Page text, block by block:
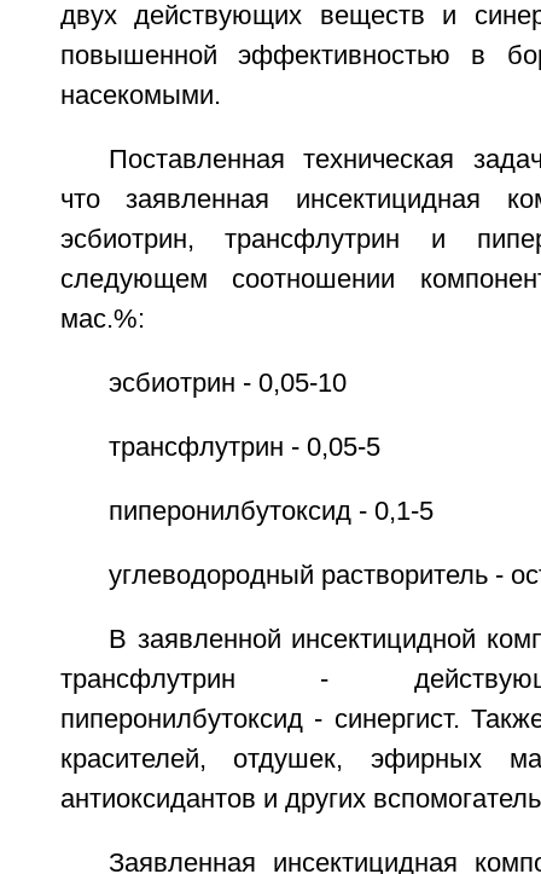
двух действующих веществ и
повышенной эффективностью в
насекомыми.
Поставленная техническая
что заявленная инсектицидная
эсбиотрин, трансфлутрин и
следующем соотношении
мас.%:
эсбиотрин - 0,05-10
трансфлутрин - 0,05-5
пиперонилбутоксид - 0,1-5
углеводородный растворитель -
В заявленной инсектицидной
трансфлутрин -
пиперонилбутоксид - синергист.
красителей, отдушек, эфирных
антиоксидантов и других
Заявленная инсектицидная